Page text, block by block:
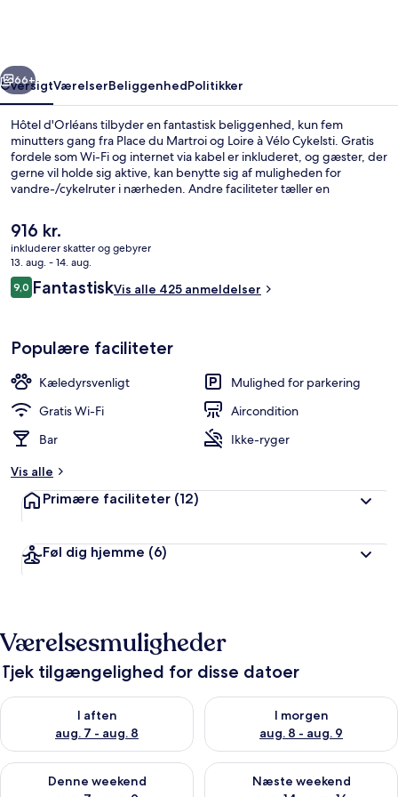
Næste
66+
OversigtVærelserBeliggenhedPolitikker
Hôtel d'Orléans tilbyder en fantastisk beliggenhed, kun fem
minutters gang fra Place du Martroi og Loire à Vélo Cykelsti. Gratis
fordele som Wi-Fi og internet via kabel er inkluderet, og gæster, der
gerne vil holde sig aktive, kan benytte sig af muligheden for
vandre-/cykelruter i nærheden. Andre faciliteter tæller en
hjælpsomme personale. Offentlig transport ligger kun en kort gåtur
væk: République Sporvognsstation er få skridt derfra og Gare
d'Orléans Sporvognsstation ligger 5 minutter væk.
Den
nuværende
pris
er
916 kr.
916 kr.
inkluderer skatter og gebyrer
13. aug. - 14. aug.
Anmeldelser
9,09,0 ud af 10.
FantastiskVis alle 425 anmeldelser
Populære faciliteter
Kæledyrsvenligt
Mulighed for parkering
Gratis Wi-Fi
Aircondition
Bar
Ikke-ryger
Vis alle
Primære faciliteter (12)
Føl dig hjemme (6)
Værelsesmuligheder
Tjek tilgængelighed for disse datoer
I aften
aug. 7 - aug. 8
Tjek tilgængelighed for i aften aug. 7 - aug. 8
I morgen
aug. 8 - aug. 9
Tjek tilgængelighed for i
Denne weekend
Tjek tilgængelighed for denne weekend aug. 7 - aug. 9
Næste weekend
Tjek tilgængelighed for næste